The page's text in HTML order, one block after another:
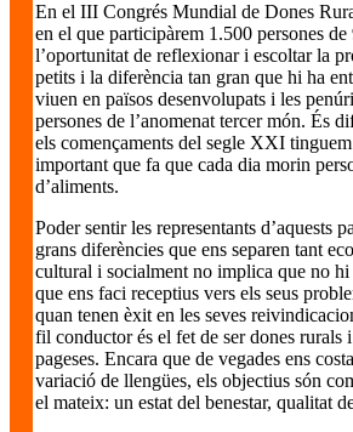
En el III Congrés Mundial de Dones
en el que participàrem 1.500 persones
l’oportunitat de reflexionar i escoltar la
petits i la diferència tan gran que hi ha
viuen en països desenvolupats i les
persones de l’anomenat tercer món. És
els començaments del segle XXI
important que fa que cada dia morin
d’aliments.
Poder sentir les representants d’aquests
grans diferències que ens separen tant
cultural i socialment no implica que no
que ens faci receptius vers els seus
quan tenen èxit en les seves
fil conductor és el fet de ser dones rurals
pageses. Encara que de vegades ens
variació de llengües, els objectius són
el mateix: un estat del benestar, qualitat